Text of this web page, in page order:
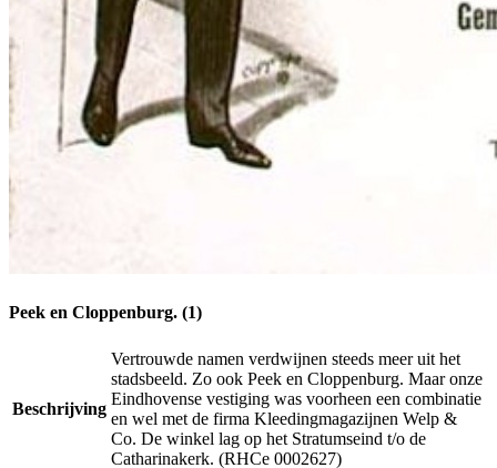
Peek en Cloppenburg. (1)
Beschrijving
Vertrouwde namen verdwijnen steeds meer uit het
stadsbeeld. Zo ook Peek en Cloppenburg. Maar onze
Eindhovense vestiging was voorheen een combinatie
en wel met de firma Kleedingmagazijnen Welp &
Co. De winkel lag op het Stratumseind t/o de
Catharinakerk. (RHCe 0002627)